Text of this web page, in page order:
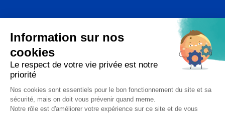
La Poste Santé & Autonomie,
un ensemble d’expertises du groupe